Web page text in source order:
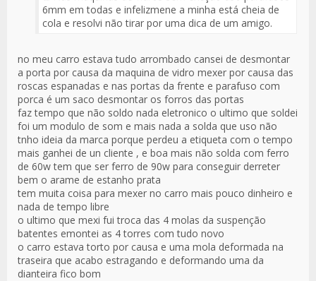
Fuente
del
6mm em todas e infelizmene a minha está cheia de
cola e resolvi não tirar por uma dica de um amigo.
no meu carro estava tudo arrombado cansei de desmontar
a porta por causa da maquina de vidro mexer por causa das
roscas espanadas e nas portas da frente e parafuso com
porca é um saco desmontar os forros das portas
faz tempo que não soldo nada eletronico o ultimo que soldei
foi um modulo de som e mais nada a solda que uso não
tnho ideia da marca porque perdeu a etiqueta com o tempo
mais ganhei de un cliente , e boa mais não solda com ferro
de 60w tem que ser ferro de 90w para conseguir derreter
bem o arame de estanho prata
tem muita coisa para mexer no carro mais pouco dinheiro e
nada de tempo libre
o ultimo que mexi fui troca das 4 molas da suspenção
batentes emontei as 4 torres com tudo novo
o carro estava torto por causa e uma mola deformada na
traseira que acabo estragando e deformando uma da
dianteira fico bom